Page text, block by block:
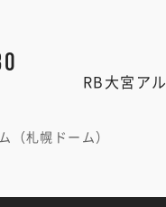
RB大宮ア
（札幌ドーム）